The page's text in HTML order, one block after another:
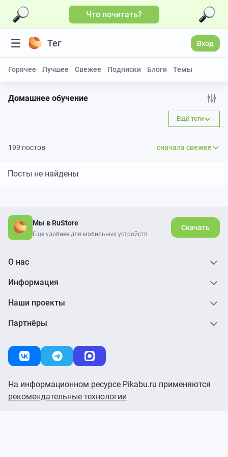
Что почитать?
Тег Вход
Горячее Лучшее Свежее Подписки Блоги Темы
Домашнее обучение
Ещё теги
199 постов сначала свежее
Посты не найдены
Мы в RuStore
Еще удобнее для мобильных устройств
Скачать
О нас
Информация
Наши проекты
Партнёры
На информационном ресурсе Pikabu.ru применяются
рекомендательные технологии